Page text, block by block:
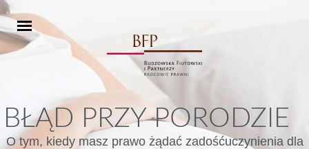
BŁĄD PRZY PORODZIE
O tym, kiedy masz prawo żądać zadośćuczynienia dla